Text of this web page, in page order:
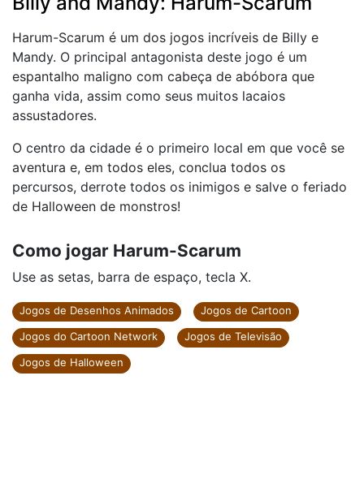
Harum-Scarum é um dos jogos incríveis de Billy e
Mandy. O principal antagonista deste jogo é um
espantalho maligno com cabeça de abóbora que
ganha vida, assim como seus muitos lacaios
assustadores.
O centro da cidade é o primeiro local em que você se
aventura e, em todos eles, conclua todos os
percursos, derrote todos os inimigos e salve o feriado
de Halloween de monstros!
Como jogar Harum-Scarum
Use as setas, barra de espaço, tecla X.
Jogos de Desenhos Animados
Jogos de Cartoon
Jogos do Cartoon Network
Jogos de Televisão
Jogos de Halloween